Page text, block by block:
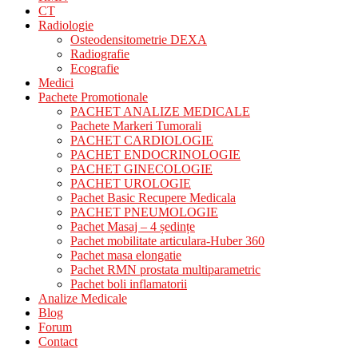
CT
Radiologie
Osteodensitometrie DEXA
Radiografie
Ecografie
Medici
Pachete Promotionale
PACHET ANALIZE MEDICALE
Pachete Markeri Tumorali
PACHET CARDIOLOGIE
PACHET ENDOCRINOLOGIE
PACHET GINECOLOGIE
PACHET UROLOGIE
Pachet Basic Recupere Medicala
PACHET PNEUMOLOGIE
Pachet Masaj – 4 ședințe
Pachet mobilitate articulara-Huber 360
Pachet masa elongatie
Pachet RMN prostata multiparametric
Pachet boli inflamatorii
Analize Medicale
Blog
Forum
Contact